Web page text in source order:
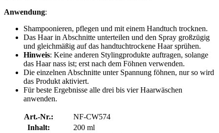
Anwendung:
Shampoonieren, pflegen und mit einem Handtuch trocknen.
Das Haar in Abschnitte unterteilen und den Spray großzügig
und gleichmäßig auf das handtuchtrockene Haar sprühen.
Hinweis: Keine anderen Stylingprodukte auftragen, solange
das Haar nass ist; erst nach dem Föhnen verwenden.
Die einzelnen Abschnitte unter Spannung föhnen, nur so wird
das Produkt aktiviert.
Für beste Ergebnisse alle drei bis vier Haarwäschen
anwenden.
Art.-Nr.:
NF-CW574
Inhalt:
200 ml